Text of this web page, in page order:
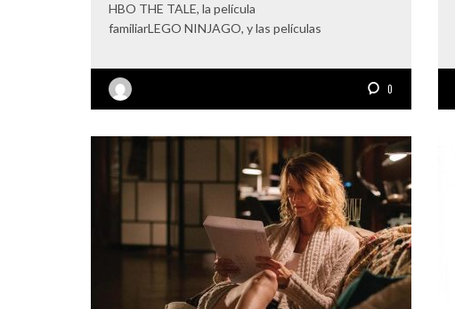
HBO THE TALE, la película
familiarLEGO NINJAGO, y las películas
0